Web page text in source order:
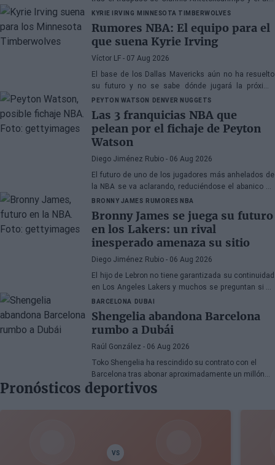
pívot podría ser el siguiente
KYRIE IRVING MINNESOTA TIMBERWOLVES
Rumores NBA: El equipo para el
que suena Kyrie Irving
Víctor LF - 07 Aug 2026
El base de los Dallas Mavericks aún no ha resuelto
su futuro y no se sabe dónde jugará la próxima
temporada
PEYTON WATSON DENVER NUGGETS
Las 3 franquicias NBA que
pelean por el fichaje de Peyton
Watson
Diego Jiménez Rubio - 06 Aug 2026
El futuro de uno de los jugadores más anhelados de
la NBA se va aclarando, reduciéndose el abanico de
franquicias candidatas a tres.
BRONNY JAMES RUMORES NBA
Bronny James se juega su futuro
en los Lakers: un rival
inesperado amenaza su sitio
Diego Jiménez Rubio - 06 Aug 2026
El hijo de Lebron no tiene garantizada su continuidad
en Los Angeles Lakers y muchos se preguntan si ha
hecho méritos para seguir en la NBA.
BARCELONA DUBAI
Shengelia abandona Barcelona
rumbo a Dubái
Raúl González - 06 Aug 2026
Toko Shengelia ha rescindido su contrato con el
Barcelona tras abonar aproximadamente un millón
de euros y se ha comprometido con el Dubái para la
temporada 2026-27. El alero georgiano completó una
única campaña azulgrana en la que disputó 78
Pronósticos deportivos
VS